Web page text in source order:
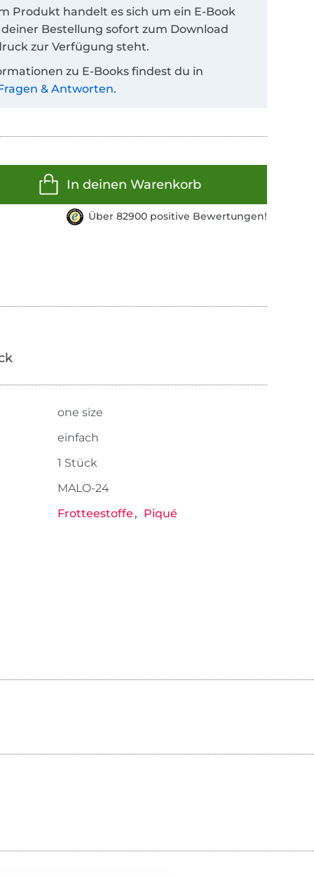
Produkt handelt es sich um ein E-Book
Bestellung sofort zum Download
zur Verfügung steht.
zu E-Books findest du in
& Antworten.
In deinen Warenkorb
Über 82900 positive Bewertungen!
one size
einfach
1 Stück
MALO-24
Frotteestoffe Piqué